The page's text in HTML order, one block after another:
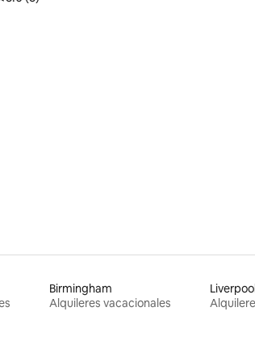
Birmingham
Alquileres vacacionales